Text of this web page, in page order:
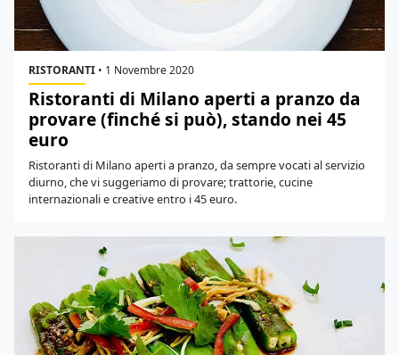
RISTORANTI • 1 Novembre 2020
Ristoranti di Milano aperti a pranzo da
provare (finché si può), stando nei 45
euro
Ristoranti di Milano aperti a pranzo, da sempre vocati al servizio
diurno, che vi suggeriamo di provare; trattorie, cucine
internazionali e creative entro i 45 euro.